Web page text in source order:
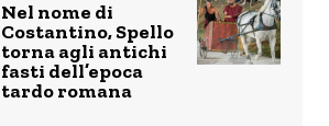
Nel nome di
Costantino, Spello
torna agli antichi
fasti dell’epoca
tardo romana